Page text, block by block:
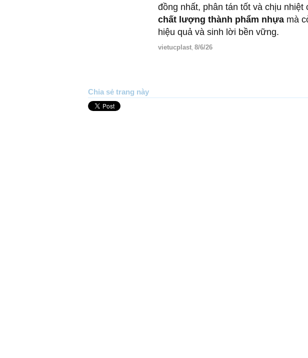
đồng nhất, phân tán tốt và chịu nhiệt
chất lượng thành phẩm nhựa mà
hiệu quả và sinh lời bền vững.
vietucplast 8/6/26
Chia sẻ trang này